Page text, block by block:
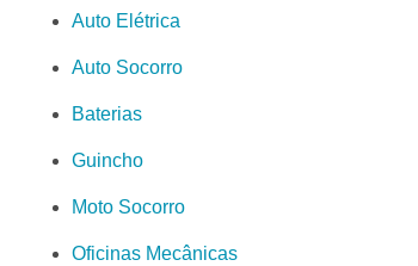
Auto Elétrica
Auto Socorro
Baterias
Guincho
Moto Socorro
Oficinas Mecânicas